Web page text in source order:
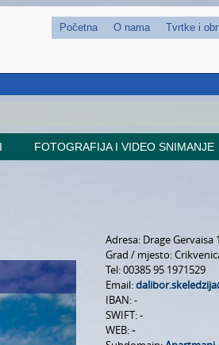
Početna O nama Tvrtke i
FOTOGRAFIJA I VIDEO SNIMANJE
Adresa: Drage Gervaisa 1
Grad / mjesto:
Tel:00385 95 1971529
Email:
IBAN:-
SWIFT:-
WEB:-